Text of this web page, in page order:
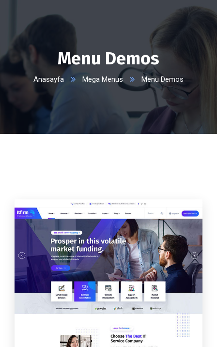
Menu Demos
Anasayfa Mega Menus Menu Demos